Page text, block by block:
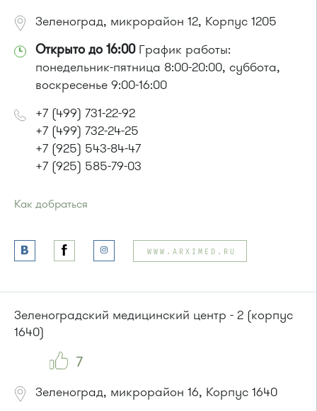
Зеленоград, микрорайон 12, Корпус 1205
Открыто до 16:00График работы:
понедельник-пятница 8:00-20:00, суббота,
воскресенье 9:00-16:00
+7 (499) 731-22-92
+7 (499) 732-24-25
+7 (925) 543-84-47
+7 (925) 585-79-03
Как добраться
Автобусы № 1, 4, 8, 10, 12, 13, 15, 23, 29, 312, 377, 390, 476,
493.
720м, 900, 903
Автобусы № 1, 9, 10, 12, 13, 15, 23, 31.
Маршрутка № 128, 409м, 431м, 476м, 720м, 721м, 900, 903
WWW.ARXIMED.RU
Зеленоградский медицинский центр - 2 (корпус
1640)
7
Зеленоград, микрорайон 16, Корпус 1640